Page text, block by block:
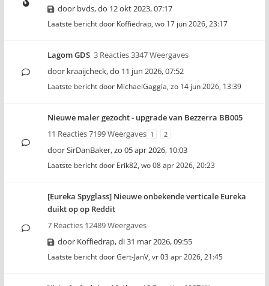
door bvds,do 12 okt 2023, 07:17
Laatste bericht door Koffiedrap, wo 17 jun 2026, 23:17
Lagom GDS 3 Reacties 3347 Weergaves
door kraaijcheck,do 11 jun 2026, 07:52
Laatste bericht door MichaelGaggia, zo 14 jun 2026, 13:39
Nieuwe maler gezocht - upgrade van Bezzerra BB005
11 Reacties 7199 Weergaves 1 2
doorSirDanBaker,zo 05 apr 2026, 10:03
Laatste bericht door Erik82, wo 08 apr 2026, 20:23
[Eureka Spyglass] Nieuwe onbekende verticale Eureka
duikt op op Reddit
7 Reacties 12489 Weergaves
door Koffiedrap,di 31 mar 2026, 09:55
Laatste bericht doorGert-JanV, vr 03 apr 2026, 21:45